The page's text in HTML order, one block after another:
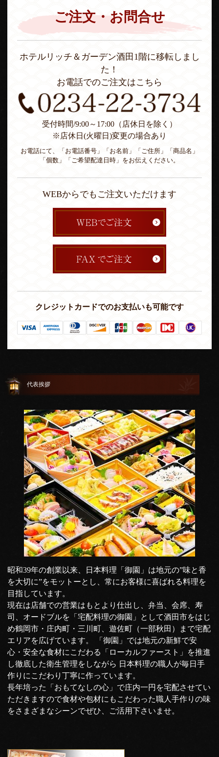
ご注文・お問合せ
ホテルリッチ＆ガーデン酒田1階に移転しまし
た！
お電話でのご注文はこちら
受付時間/9:00～17:00（店休日を除く）
※店休日(火曜日)変更の場合あり
お電話にて、「お電話番号」「お名前」「ご住所」「商品名」
「個数」「ご希望配達日時」をお伝えください。
WEBからでもご注文いただけます
クレジットカードでのお支払いも可能です
代表挨拶
昭和39年の創業以来、日本料理「御園」は地元の”味と香
を大切に”をモットーとし、常にお客様に喜ばれる料理を
目指しています。
現在は店舗での営業はもとより仕出し、弁当、会席、寿
司、オードブルを「宅配料理の御園」として酒田市をはじ
め鶴岡市・庄内町・三川町、遊佐町（一部秋田）まで宅配
エリアを広げています。 「御園」では地元の新鮮で安
心・安全な食材にこだわる「ローカルファースト」を推進
し徹底した衛生管理をしながら 日本料理の職人が毎日手
作りにこだわり丁寧に作っています。
長年培った「おもてなしの心」で庄内一円を宅配させてい
ただきますので食材や包材にもこだわった職人手作りの味
をさまざまなシーンでぜひ、ご活用下さいませ。